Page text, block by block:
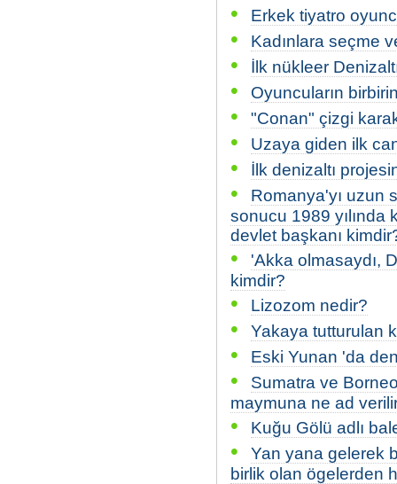
• Erkek tiyatro
• Kadınlara seçme
• İlk nükleer
• Oyuncuların
• "Conan" çizgi
• Uzaya giden ilk
• İlk denizaltı
•
Romanya'yı uzun
sonucu 1989 yılında
devlet başkanı
•
'Akka olmasaydı,
kimdir?
• Lizozom nedir?
• Yakaya tutturulan
• Eski Yunan 'da
•
Sumatra ve
maymuna ne ad
• Kuğu Gölü adlı
•
Yan yana gelerek
birlik olan ögelerden